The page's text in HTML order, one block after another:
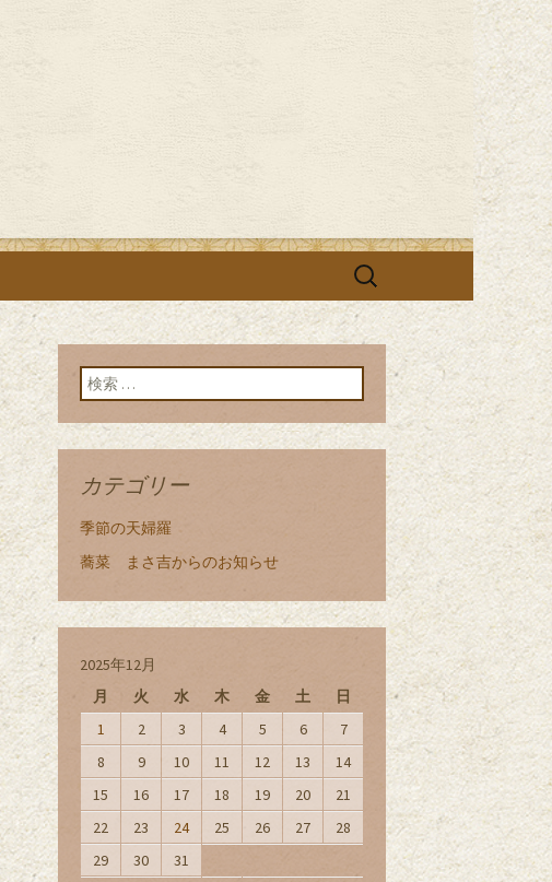
まさ吉」の
検
検索:
カテゴリー
季節の天婦羅
蕎菜 まさ吉からのお知らせ
2025年12月
月
火 水 木 金 土 日
1 2 3 4 5 6
7
8
9 10 11 12 13
14
15
16 17 18 19 20
21
22
23 24 25 26 27
28
29
30 31